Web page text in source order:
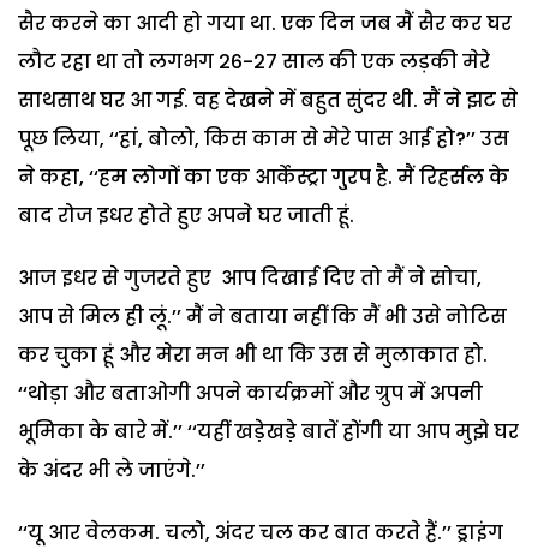
सैर करने का आदी हो गया था. एक दिन जब मैं सैर कर घर
लौट रहा था तो लगभग 26-27 साल की एक लड़की मेरे
साथसाथ घर आ गई. वह देखने में बहुत सुंदर थी. मैं ने झट से
पूछ लिया, ‘‘हां, बोलो, किस काम से मेरे पास आई हो?’’ उस
ने कहा, ‘‘हम लोगों का एक आर्केस्ट्रा गु्रप है. मैं रिहर्सल के
बाद रोज इधर होते हुए अपने घर जाती हूं.
आज इधर से गुजरते हुए आप दिखाई दिए तो मैं ने सोचा,
आप से मिल ही लूं.’’ मैं ने बताया नहीं कि मैं भी उसे नोटिस
कर चुका हूं और मेरा मन भी था कि उस से मुलाकात हो.
‘‘थोड़ा और बताओगी अपने कार्यक्रमों और ग्रुप में अपनी
भूमिका के बारे में.’’ ‘‘यहीं खडे़खडे़ बातें होंगी या आप मुझे घर
के अंदर भी ले जाएंगे.’’
‘‘यू आर वेलकम. चलो, अंदर चल कर बात करते हैं.’’ ड्राइंग